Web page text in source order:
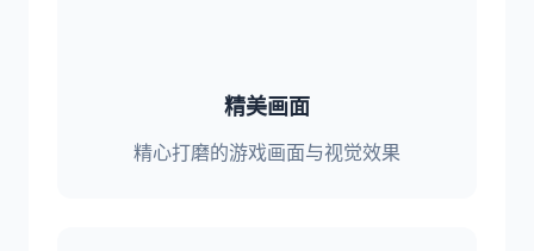
精美画面
精心打磨的游戏画面与视觉效果